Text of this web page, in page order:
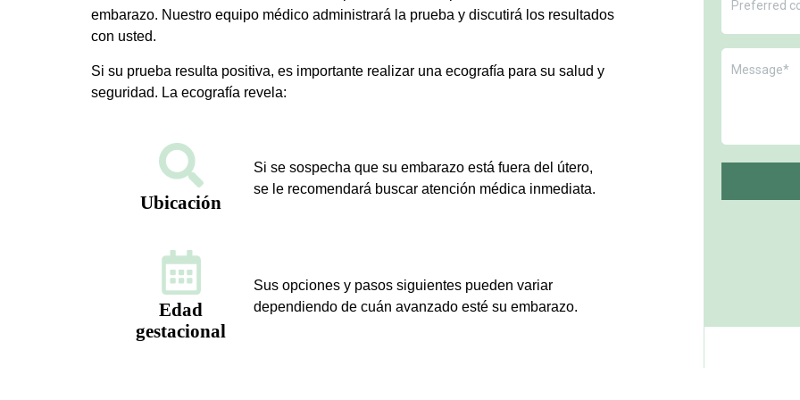
embarazo. Nuestro equipo médico administrará la prueba y discutirá los resultados
con usted.
Si su prueba resulta positiva, es importante realizar una ecografía para su salud y
seguridad. La ecografía revela:
Ubicación
Si se sospecha que su embarazo está fuera del útero,
se le recomendará buscar atención médica inmediata.
Edad
gestacional
Sus opciones y pasos siguientes pueden variar
dependiendo de cuán avanzado esté su embarazo.